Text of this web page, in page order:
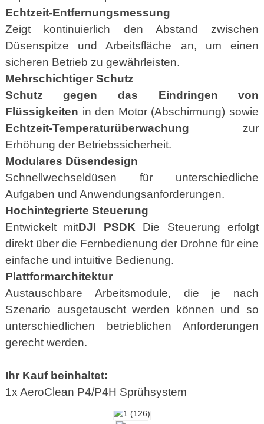
Echtzeit-Entfernungsmessung
Zeigt kontinuierlich den Abstand zwischen
Düsenspitze und Arbeitsfläche an, um einen
sicheren Betrieb zu gewährleisten.
Mehrschichtiger Schutz
Schutz gegen das Eindringen von
Flüssigkeiten in den Motor (Abschirmung) sowie
Echtzeit-Temperaturüberwachung zur
Erhöhung der Betriebssicherheit.
Modulares Düsendesign
Schnellwechseldüsen für unterschiedliche
Aufgaben und Anwendungsanforderungen.
Hochintegrierte Steuerung
Entwickelt mitDJI PSDK Die Steuerung erfolgt
direkt über die Fernbedienung der Drohne für eine
einfache und intuitive Bedienung.
Plattformarchitektur
Austauschbare Arbeitsmodule, die je nach
Szenario ausgetauscht werden können und so
unterschiedlichen betrieblichen Anforderungen
gerecht werden.
Ihr Kauf beinhaltet:
1x AeroClean P4/P4H Sprühsystem